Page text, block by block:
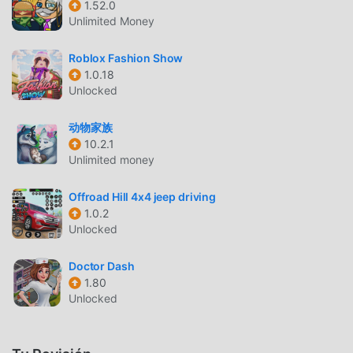
Knight 1.3.5. Al mismo tiempo, moddroid ha creado
especialmente una plataforma para los amantes de los
juegos de la simulation , lo que le permite comunicarse y
compartir con todos los amantes de los juegos de la
simulation de todo el mundo. ¿Qué está esperando? Únase
socios globales venga feliz
HERMOSA PANTALLA
Al igual que los juegos tradicionales de simulation , Mine
Knight tiene un estilo artístico único, y sus gráficos, mapas
y personajes de alta calidad hacen que Mine Knight atraiga
juegos tradicionales de simulation , Mine Knight 1.3.5 ha
adoptado un motor virtual actualizado y ha realizado
mejoras audaces. Con tecnología más avanzada, la
Mientras conserva el estilo original de simulation , mejora
1.52.0
Unlimited Money
Roblox Fashion Show
1.0.18
Unlocked
动物家族
10.2.1
Unlimited money
Offroad Hill 4x4 jeep driving
1.0.2
Unlocked
Doctor Dash
1.80
Unlocked